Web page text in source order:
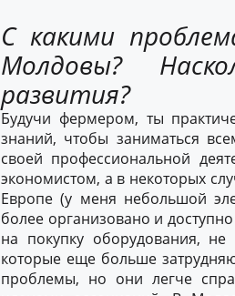
С какими
Молдовы?
развития?
Будучи фермером, ты
знаний, чтобы заниматься
своей профессиональной
экономистом, а в некоторых
Европе (у меня небольшой
более организовано и
на покупку оборудования, не
которые еще больше
проблемы, но они легче